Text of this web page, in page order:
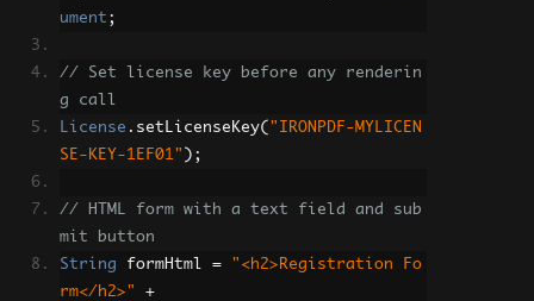
ument ;
// Set license key before any renderin
g call
License . setLicenseKey( "IRONPDF-MYLICEN
SE-KEY-1EF01" );
// HTML form with a text field and sub
mit button
String formHtml =
"<h2>Registration Fo
rm</h2>"
+